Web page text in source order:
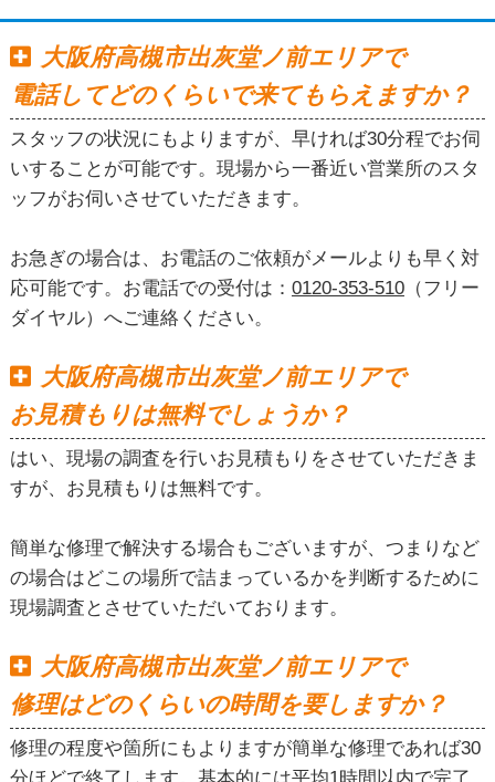
大阪府高槻市出灰堂ノ前エリアで
電話してどのくらいで来てもらえますか？
スタッフの状況にもよりますが、早ければ30分程でお伺
いすることが可能です。現場から一番近い営業所のスタ
ッフがお伺いさせていただきます。
お急ぎの場合は、お電話のご依頼がメールよりも早く対
応可能です。お電話での受付は： 0120-353-510（フリー
ダイヤル）へご連絡ください。
大阪府高槻市出灰堂ノ前エリアで
お見積もりは無料でしょうか？
はい、現場の調査を行いお見積もりをさせていただきま
すが、お見積もりは無料です。
簡単な修理で解決する場合もございますが、つまりなど
の場合はどこの場所で詰まっているかを判断するために
現場調査とさせていただいております。
大阪府高槻市出灰堂ノ前エリアで
修理はどのくらいの時間を要しますか？
修理の程度や箇所にもよりますが簡単な修理であれば30